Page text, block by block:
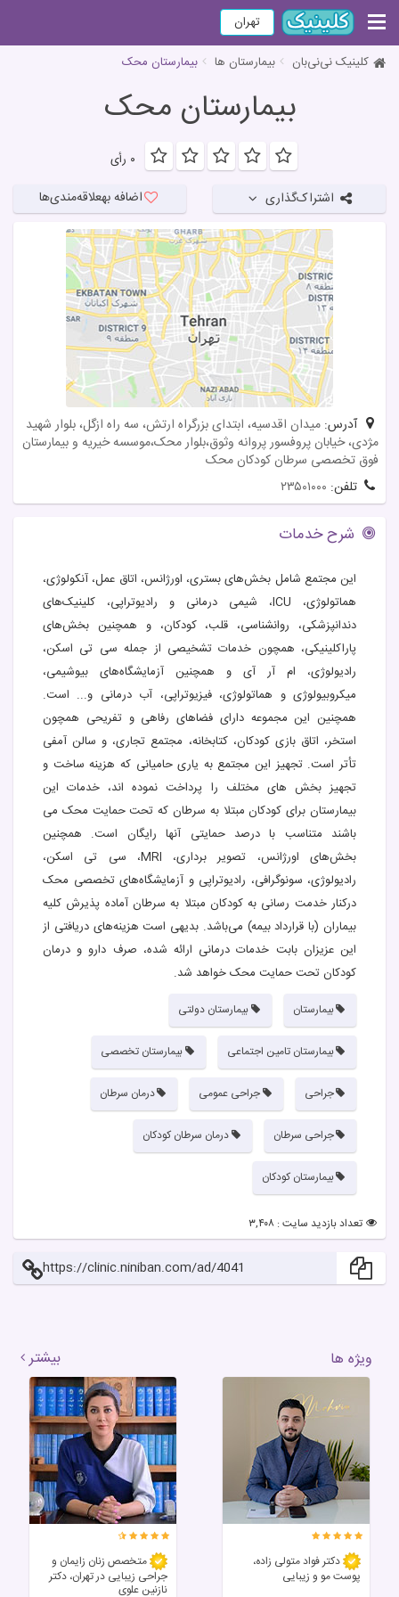
تهران
کلینیک نی‌نی‌بان بیمارستان ها بیمارستان محک
بیمارستان محک
۰ رأی
اشتراک‌گذاری اضافه بهعلاقه‌مندی‌ها
آدرس: میدان اقدسیه، ابتدای بزرگراه ارتش، سه راه ازگل، بلوار شهید
مژدی، خیابان پروفسور پروانه وثوق،بلوار محک،موسسه خیریه و بیمارستان
فوق تخصصی سرطان کودکان محک
تلفن: ۲۳۵۰۱۰۰۰
شرح خدمات
این مجتمع شامل بخش‌های بستری، اورژانس، اتاق عمل، آنکولوژی،
هماتولوژی، ICU، شیمی درمانی و رادیوتراپی، کلینیک‌های
دندانپزشکی، روانشناسی، قلب، کودکان، و همچنین بخش‌های
پاراکلینیکی، همچون خدمات تشخیصی از جمله سی تی اسکن،
رادیولوژی، ام آر آی و همچنین آزمایشگاه‌های بیوشیمی،
میکروبیولوژی و هماتولوژی، فیزیوتراپی، آب درمانی و... است.
همچنین این مجموعه دارای فضاهای رفاهی و تفریحی همچون
استخر، اتاق بازی کودکان، کتابخانه، مجتمع تجاری، و سالن آمفی
تأتر است. تجهیز این مجتمع به یاری حامیانی که هزینه ساخت و
تجهیز بخش های مختلف را پرداخت نموده اند، خدمات این
بیمارستان برای کودکان مبتلا به سرطان که تحت حمایت محک می
باشند متناسب با درصد حمایتی آنها رایگان است. همچنین
بخش‌های اورژانس، تصویر برداری، MRI، سی تی اسکن،
رادیولوژی، سونوگرافی، رادیوتراپی و آزمایشگاه‌های تخصصی محک
درکنار خدمت رسانی به کودکان مبتلا به سرطان آماده پذیرش کلیه
بیماران (با قرارداد بیمه) می‌باشد. بدیهی است هزینه‌های دریافتی از
این عزیزان بابت خدمات درمانی ارائه شده، صرف دارو و درمان
کودکان تحت حمایت محک خواهد شد.
بیمارستان بیمارستان دولتی
بیمارستان تامین اجتماعی بیمارستان تخصصی
جراحی جراحی عمومی درمان سرطان
جراحی سرطان درمان سرطان کودکان
بیمارستان کودکان
تعداد بازدید سایت : ۳,۴۰۸
https://clinic.niniban.com/ad/4041
ویژه ها بیشتر
دکتر فواد متولی زاده،
پوست مو و زیبایی
متخصص زنان زایمان و
جراحی زیبایی در تهران، دکتر
نازنین علوی